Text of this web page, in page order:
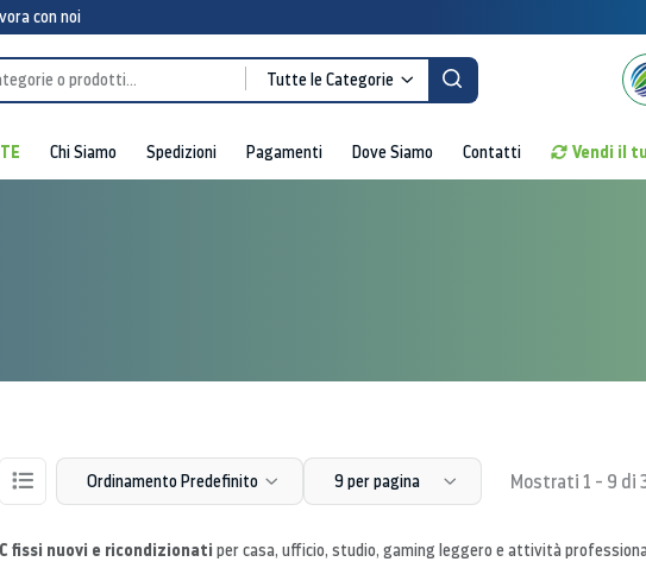
con noi
Tutte le Categorie
Chi Siamo Spedizioni Pagamenti Dove Siamo Contatti Vendi il
Ordinamento Predefinito 9 per pagina Mostrati 1 - 9 di
fissi nuovi e ricondizionati per casa, ufficio, studio, gaming leggero e attività